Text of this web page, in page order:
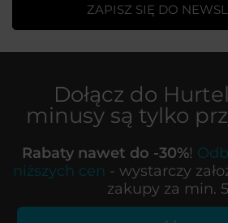
ZAPISZ SIĘ DO
Dołącz do
minusy są tylko
Rabaty nawet do -30%!
niższych cen - wystarczy
zakupy za min.